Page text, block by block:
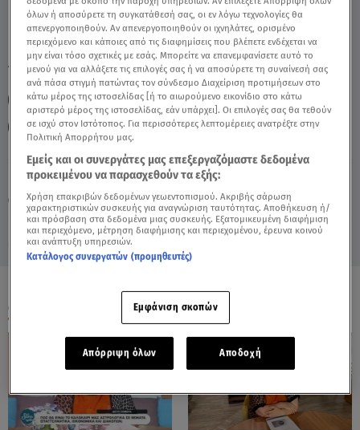
Κυριακή 9 Αυγούστου 2026
16.02.22, 14:00 ΖΩΔΙΑ
TAGS: ΚΑΡΚΙΝΟΣ ΖΩΔΙΑ ΣΗΜΕΡΑ ΖΩΔΙΑ
ΑΣΗ ΜΠΗΛΙΟΥ ΖΩΔΙΑ ΑΣΗ ΜΠΗΛΙΟΥ
BREAKFAST@STAR
ΑΣΤΡΟΛΟΓΙΚΕΣ ΠΡΟΒΛΕΨΕΙΣ
ΗΜΕΡΗΣΙΕΣ ΠΡΟΒΛΕΨΕΙΣ
ΟΛΑ ΤΑ ΒΙΝΤΕΟ
όλων ή αποσύρετε τη συγκατάθεσή σας, οι εν λόγω τεχνολογίες θα
απενεργοποιηθούν. Αν απενεργοποιηθούν οι ιχνηλάτες, ορισμένο
περιεχόμενο και κάποιες από τις διαφημίσεις που βλέπετε ενδέχεται να
μην είναι τόσο σχετικές με εσάς. Μπορείτε να επανεμφανίσετε αυτό το
μενού για να αλλάξετε τις επιλογές σας ή να αποσύρετε τη συναίνεσή σας
ανά πάσα στιγμή πατώντας τον σύνδεσμο Διαχείριση προτιμήσεων στο
κάτω μέρος της ιστοσελίδας [ή το αιωρούμενο εικονίδιο στο κάτω
αριστερό μέρος της ιστοσελίδας, εάν υπάρχει]. Οι επιλογές σας θα τεθούν
σε ισχύ στον Ιστότοπος. Για περισσότερες λεπτομέρειες ανατρέξτε στην
Πολιτική Απορρήτου μας.
Εμείς και οι συνεργάτες μας επεξεργαζόμαστε δεδομένα
προκειμένου να παρασχεθούν τα εξής:
Χρήση επακριβών δεδομένων γεωεντοπισμού. Ακριβής σάρωση
χαρακτηριστικών συσκευής για αναγνώριση ταυτότητας. Αποθήκευση ή/
και πρόσβαση στα δεδομένα μιας συσκευής. Εξατομικευμένη διαφήμιση
και περιεχόμενο, μέτρηση διαφήμισης και περιεχομένου, έρευνα κοινού
και ανάπτυξη υπηρεσιών.
Κατάλογος συνεργατών (προμηθευτές)
Εμφάνιση σκοπών
Απόρριψη όλων Αποδοχή